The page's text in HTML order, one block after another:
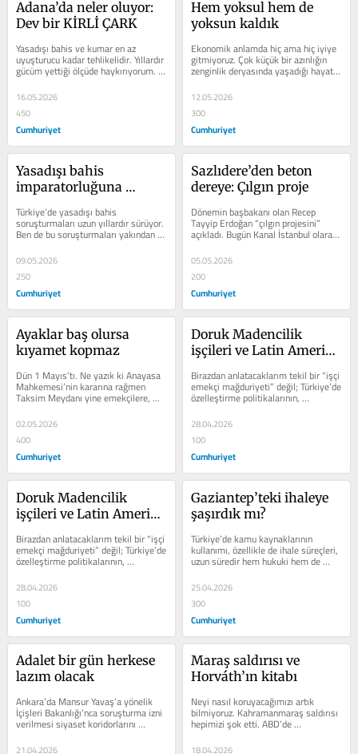
Adana’da neler oluyor:
Dev bir KİRLİ ÇARK
Yasadışı bahis ve kumar en az
uyuşturucu kadar tehlikelidir. Yıllardır
gücüm yettiği ölçüde haykırıyorum.
Katıldığım televizyon...
16.05.2026
450
Cumhuriyet
Hem yoksul hem de
yoksun kaldık
Ekonomik anlamda hiç ama hiç iyiye
gitmiyoruz. Çok küçük bir azınlığın
zenginlik deryasında yaşadığı hayatta
bir de diğer büyük...
12.05.2026
300
Cumhuriyet
Yasadışı bahis
imparatorluğuna
Türkiye’de yasadışı bahis
soruşturmaları uzun yıllardır sürüyor.
Ben de bu soruşturmaları yakından
takip edip aktarıyorum. KİRLİ...
09.05.2026
250
Cumhuriyet
Sazlıdere’den beton
dereye: Çılgın proje
Dönemin başbakanı olan Recep
Tayyip Erdoğan “çılgın projesini”
açıkladı. Bugün Kanal İstanbul olarak
bilinen projenin amacının da...
05.05.2026
200
Cumhuriyet
Ayaklar baş olursa
kıyamet kopmaz
Dün 1 Mayıs’tı. Ne yazık ki Anayasa
Mahkemesi’nin kararına rağmen
Taksim Meydanı yine emekçilere,
işçilere ve sendikacılara...
02.05.2026
400
Cumhuriyet
Doruk Madencilik
işçileri ve Latin Amerika
Birazdan anlatacaklarım tekil bir “işçi
emekçi mağduriyeti” değil; Türkiye’de
özelleştirme politikalarının,
denetim...
28.04.2026
100
Cumhuriyet
Doruk Madencilik
işçileri ve Latin Amerika
Birazdan anlatacaklarım tekil bir “işçi
emekçi mağduriyeti” değil; Türkiye’de
özelleştirme politikalarının,
denetim...
28.04.2026
100
Cumhuriyet
Gaziantep’teki ihaleye
şaşırdık mı?
Türkiye’de kamu kaynaklarının
kullanımı, özellikle de ihale süreçleri,
uzun süredir hem hukuki hem de
25.04.2026
300
Cumhuriyet
Adalet bir gün herkese
lazım olacak
Ankara’da Mansur Yavaş’a yönelik
İçişleri Bakanlığı’nca soruşturma izni
verilmesi siyaset koridorlarını
hareketlendirdi. Bakanlık...
21.04.2026
Maraş saldırısı ve
Horváth’ın kitabı
Neyi nasıl koruyacağımızı artık
bilmiyoruz. Kahramanmaraş saldırısı
hepimizi şok etti. ABD’de
gördüğümüz bu saldırıların...
18.04.2026